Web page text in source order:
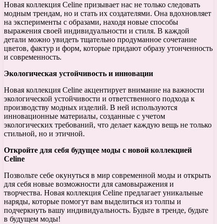
Новая коллекция Celine призывает нас не только следовать
модным трендам, но и стать их создателями. Она вдохновляет
на эксперименты с образами, находя новые способы
выражения своей индивидуальности и стиля. В каждой
детали можно увидеть тщательно продуманное сочетание
цветов, фактур и форм, которые придают образу утонченность
и современность.
Экологическая устойчивость и инновации
Новая коллекция Celine акцентирует внимание на важности
экологической устойчивости и ответственного подхода к
производству модных изделий. В ней используются
инновационные материалы, созданные с учетом
экологических требований, что делает каждую вещь не только
стильной, но и этичной.
Откройте для себя будущее моды с новой коллекцией
Celine
Позвольте себе окунуться в мир современной моды и открыть
для себя новые возможности для самовыражения и
творчества. Новая коллекция Celine предлагает уникальные
наряды, которые помогут вам выделиться из толпы и
подчеркнуть вашу индивидуальность. Будьте в тренде, будьте
в будущем моды!